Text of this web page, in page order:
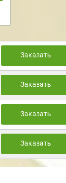
Заказать
Заказать
Заказать
Заказать